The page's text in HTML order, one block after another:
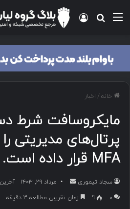
منو جستجو برای
ورود
خانه/ اخبار
مایکروسافت شرط
پرتال‌های مدیریتی
MFA قرار داده است.
سجاد تیموری مرداد ۲۹, ۱۴۰۳
آخرین
۰
9 زمان تقریبی مطالعه 3 دقیقه